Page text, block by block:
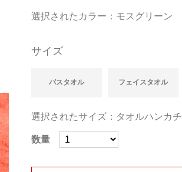
選択されたカラー：モスグリーン
サイズ
バスタオル フェイスタオル
選択されたサイズ：タオルハンカチ
数量